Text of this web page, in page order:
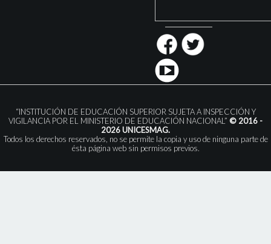
“INSTITUCIÓN DE EDUCACIÓN SUPERIOR SUJETA A INSPECCIÓN Y
VIGILANCIA POR EL MINISTERIO DE EDUCACIÓN NACIONAL” © 2016 -
2026 UNICESMAG.
Todos los derechos reservados, no se permite la copia y uso de ninguna parte de
ésta página web sin permisos previos.